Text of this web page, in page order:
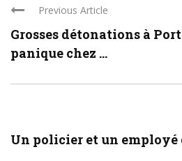
Previous Article
Grosses détonations à
panique chez ...
Un policier et un employé